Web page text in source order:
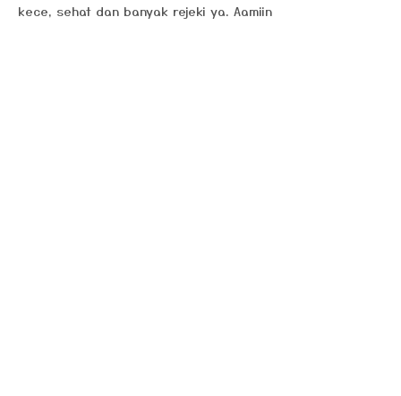
kece, sehat dan banyak rejeki ya. Aamiin